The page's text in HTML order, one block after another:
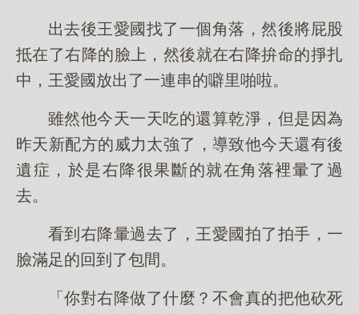
出去後王愛國找了一個角落，然後將屁股
抵在了右降的臉上，然後就在右降拚命的掙扎
中，王愛國放出了一連串的噼里啪啦。
雖然他今天一天吃的還算乾淨，但是因為
昨天新配方的威力太強了，導致他今天還有後
遺症，於是右降很果斷的就在角落裡暈了過
去。
看到右降暈過去了，王愛國拍了拍手，一
臉滿足的回到了包間。
「你對右降做了什麼？不會真的把他砍死